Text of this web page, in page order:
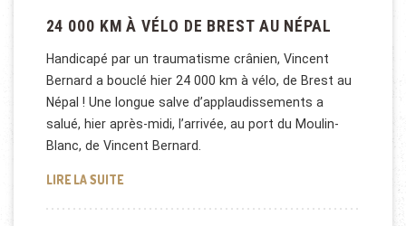
24 000 KM À VÉLO DE BREST AU NÉPAL
Handicapé par un traumatisme crânien, Vincent
Bernard a bouclé hier 24 000 km à vélo, de Brest au
Népal ! Une longue salve d’applaudissements a
salué, hier après-midi, l’arrivée, au port du Moulin-
Blanc, de Vincent Bernard.
LIRE LA SUITE24 000 KM À VÉLO DE BREST AU NÉPAL